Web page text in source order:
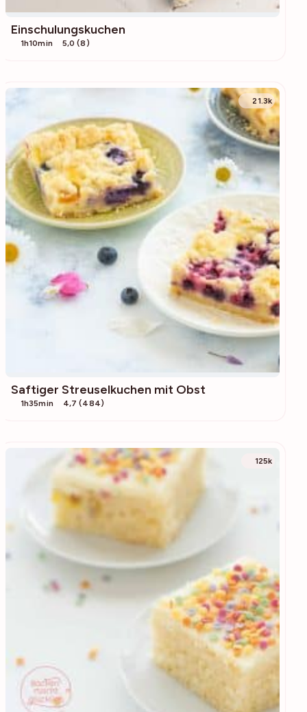
Einschulungskuchen
1h10min 5,0 (8)
21.3k
Saftiger Streuselkuchen mit Obst
1h35min 4,7 (484)
125k